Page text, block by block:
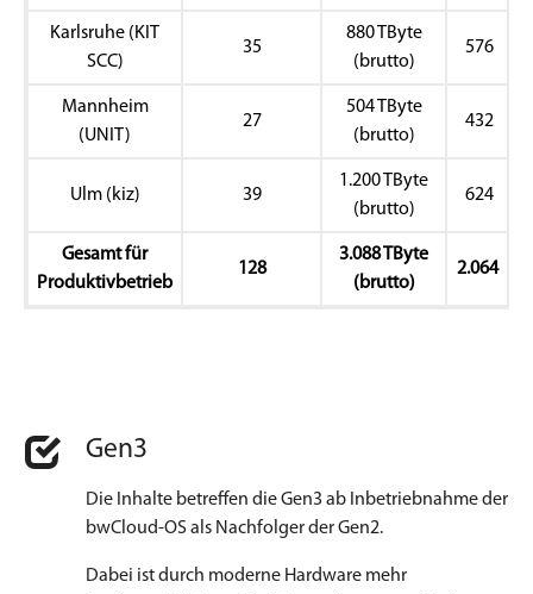
Karlsruhe (KIT
SCC)
35
880 TByte
(brutto)
576
Mannheim
(UNIT)
27
504 TByte
(brutto)
432
Ulm (kiz) 39
1.200 TByte
(brutto)
624
Gesamt für
Produktivbetrieb
128
3.088 TByte
(brutto)
2.064
Gen3
Die Inhalte betreffen die Gen3 ab Inbetriebnahme der
bwCloud-OS als Nachfolger der Gen2.
Dabei ist durch moderne Hardware mehr